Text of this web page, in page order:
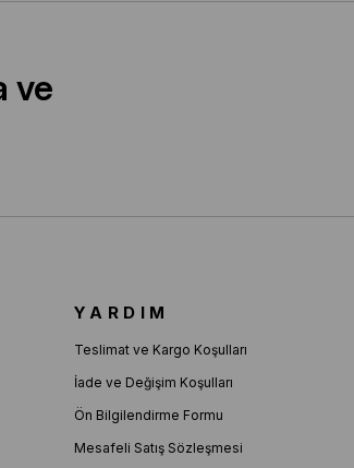
ve
YARDIM
Teslimat ve Kargo Koşulları
İade ve Değişim Koşulları
Ön Bilgilendirme Formu
Mesafeli Satış Sözleşmesi